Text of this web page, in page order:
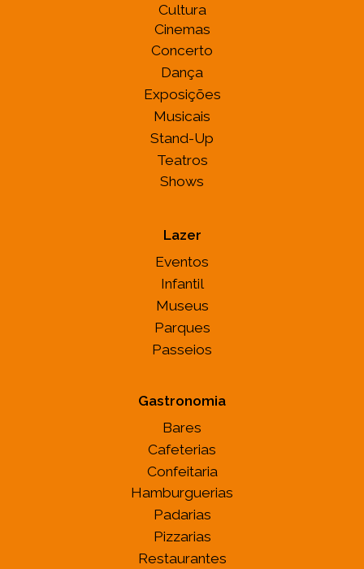
Cultura
Cinemas
Concerto
Dança
Exposições
Musicais
Stand-Up
Teatros
Shows
Lazer
Eventos
Infantil
Museus
Parques
Passeios
Gastronomia
Bares
Cafeterias
Confeitaria
Hamburguerias
Padarias
Pizzarias
Restaurantes